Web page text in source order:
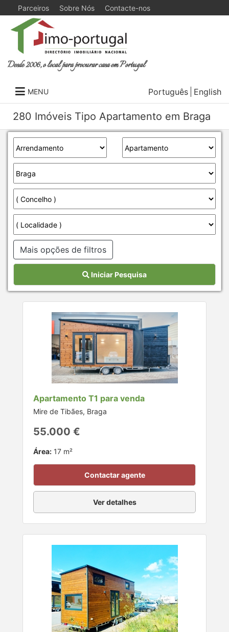
Parceiros Sobre Nós Contacte-nos
Desde 2006, o local para procurar casa em Portugal
MENU Português English
280 Imóveis Tipo Apartamento em Braga
Mais opções de filtros
Iniciar Pesquisa
Apartamento T1 para venda
Mire de Tibães, Braga
55.000 €
Área: 17 m²
Contactar agente
Ver detalhes